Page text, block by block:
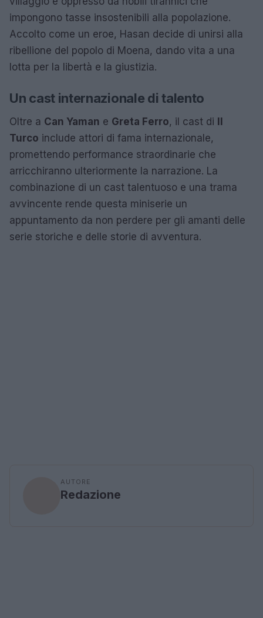
impongono tasse insostenibili alla popolazione.
Accolto come un eroe, Hasan decide di unirsi alla
ribellione del popolo di Moena, dando vita a una
lotta per la libertà e la giustizia.
Un cast internazionale di talento
Oltre a Can Yaman e Greta Ferro, il cast di
Turco include attori di fama internazionale,
promettendo performance straordinarie che
arricchiranno ulteriormente la narrazione. La
combinazione di un cast talentuoso e una trama
avvincente rende questa miniserie un
appuntamento da non perdere per gli amanti delle
serie storiche e delle storie di avventura.
AUTORE
Redazione